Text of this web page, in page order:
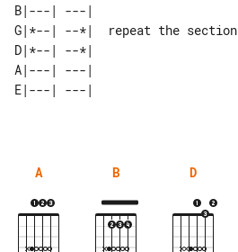
B|---| ---|
G|*--| --*|  repeat the section
D|*--| --*|
A|---| ---|
A B D